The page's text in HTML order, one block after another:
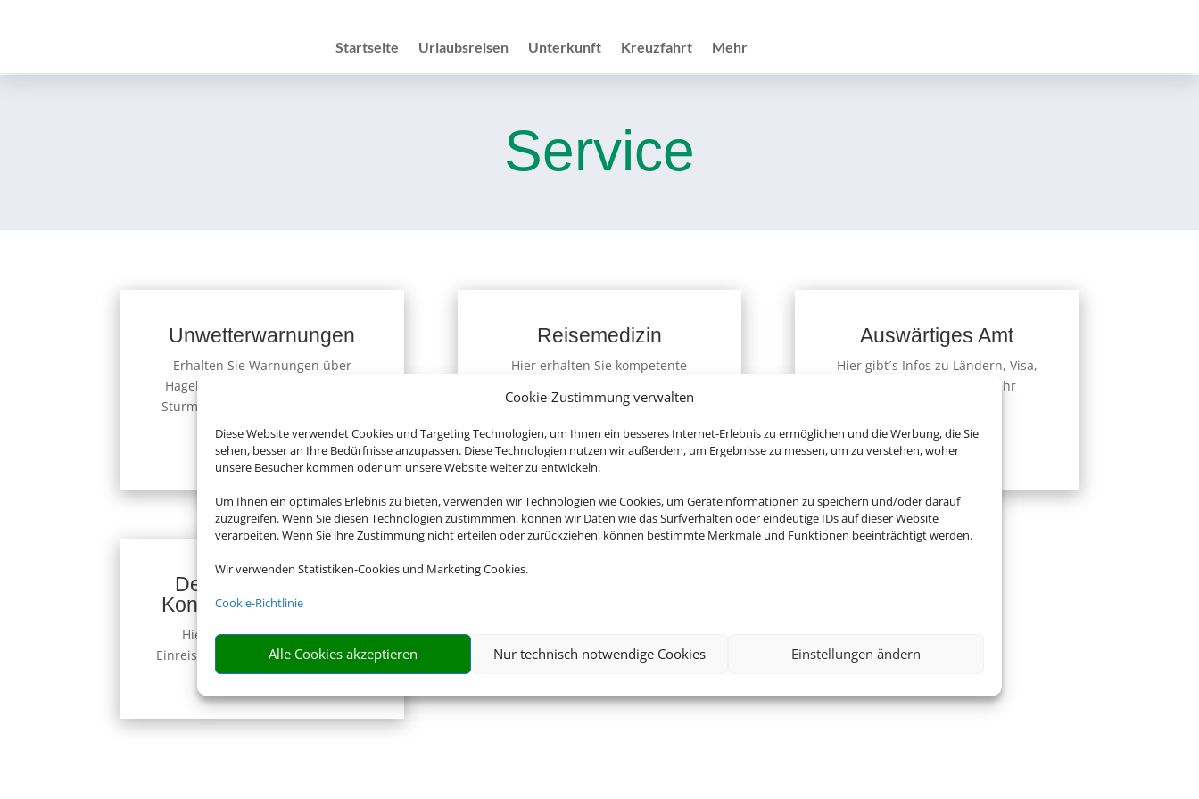
Cookie-Zustimmung verwalten
Diese Website verwendet Cookies und Targeting Technologien, um Ihnen ein besseres Internet-Erlebnis zu ermöglichen und die Werbung, die Sie
sehen, besser an Ihre Bedürfnisse anzupassen. Diese Technologien nutzen wir außerdem, um Ergebnisse zu messen, um zu verstehen, woher
unsere Besucher kommen oder um unsere Website weiter zu entwickeln.
Um Ihnen ein optimales Erlebnis zu bieten, verwenden wir Technologien wie Cookies, um Geräteinformationen zu speichern und/oder darauf
zuzugreifen. Wenn Sie diesen Technologien zustimmmen, können wir Daten wie das Surfverhalten oder eindeutige IDs auf dieser Website
verarbeiten. Wenn Sie ihre Zustimmung nicht erteilen oder zurückziehen, können bestimmte Merkmale und Funktionen beeinträchtigt werden.
Wir verwenden Statistiken-Cookies und Marketing Cookies.
Cookie-Richtlinie
Alle Cookies akzeptieren Nur technisch notwendige Cookies Einstellungen ändern
Startseite Urlaubsreisen Unterkunft Kreuzfahrt Mehr
Service
Unwetterwarnungen
Erhalten Sie Warnungen über
Hagel, Gewitter, Schnee, Eis und
Sturm, Unwetter, Bundesweit.
Website
Reisemedizin
Hier erhalten Sie kompetente
Ferienziel.Zur Website
Auswärtiges Amt
Hier gibt´s Infos zu Ländern, Visa,
Europa und einigem mehr
Deutsche Visa und
Konsular Gesellschaft
Hier erhalten Sie Visa- und
Einreiseinformationen. Zur Website